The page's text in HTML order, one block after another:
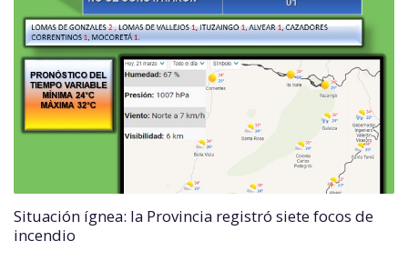
Situación ígnea: la Provincia registró siete focos de
incendio